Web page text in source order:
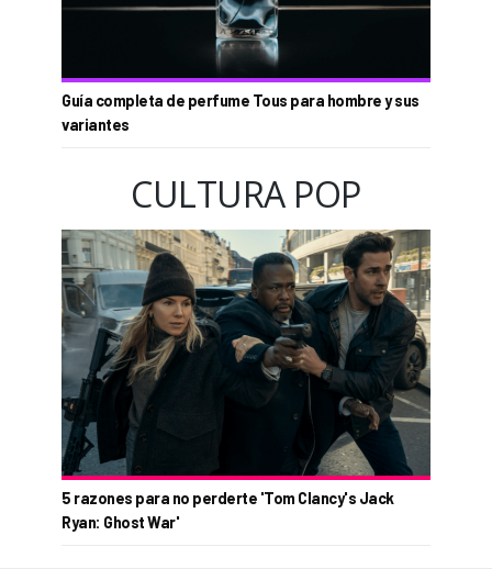
Guía completa de perfume Tous para hombre y sus
variantes
CULTURA POP
5 razones para no perderte 'Tom Clancy's Jack
Ryan: Ghost War'